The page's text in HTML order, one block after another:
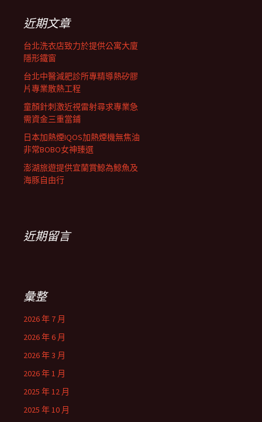
近期文章
台北洗衣店致力於提供公寓大廈
隱形鐵窗
台北中醫減肥診所專精導熱矽膠
片專業散熱工程
童顏針刺激近視雷射尋求專業急
需資金三重當鋪
日本加熱煙IQOS加熱煙機無焦油
非常BOBO女神臻選
澎湖旅遊提供宜蘭賞鯨為鯨魚及
海豚自由行
近期留言
彙整
2026 年 7 月
2026 年 6 月
2026 年 3 月
2026 年 1 月
2025 年 12 月
2025 年 10 月